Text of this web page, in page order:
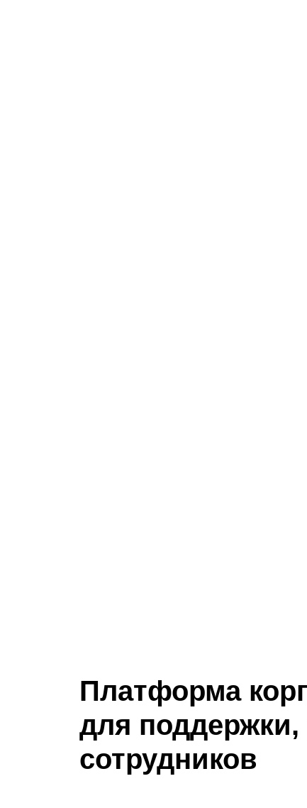
Платформа
для поддержки,
сотрудников